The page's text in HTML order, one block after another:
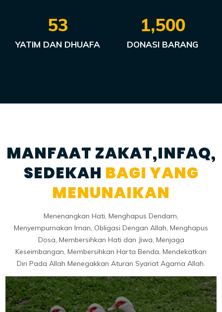
53
YATIM DAN DHUAFA
1,500
DONASI BARANG
MANFAAT ZAKAT,INFAQ,
SEDEKAH BAGI YANG
MENUNAIKAN
Menenangkan Hati, Menghapus Dendam,
Menyempurnakan Iman, Obligasi Dengan Allah, Menghapus
Dosa, Membersihkan Hati dan Jiwa, Menjaga
Keseimbangan, Membersihkan Harta Benda, Mendekatkan
Diri Pada Allah Menegakkan Aturan Syariat Agama Allah.